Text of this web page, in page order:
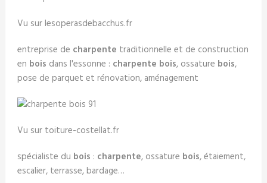
Vu sur lesoperasdebacchus.fr
entreprise de charpente traditionnelle et de construction
en bois dans l'essonne : charpente bois, ossature bois,
pose de parquet et rénovation, aménagement
Vu sur toiture-costellat.fr
spécialiste du bois : charpente, ossature bois, étaiement,
escalier, terrasse, bardage…